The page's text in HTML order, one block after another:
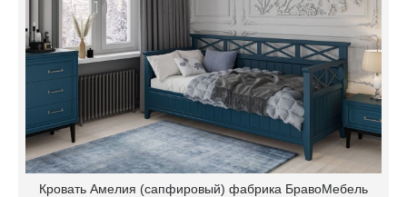
Кровать Амелия (сапфировый) фабрика БравоМебель